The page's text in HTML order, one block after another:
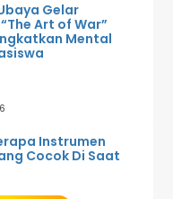
Gelar
Art of War”
Mental
Instrumen
Cocok Di Saat